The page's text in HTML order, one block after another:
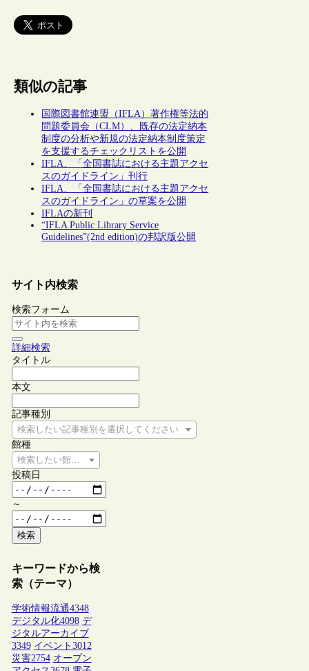
類似の記事
国際図書館連盟（IFLA）著作権等法的
問題委員会（CLM）、既存の法定納本
制度の分析や新規の法定納本制度策定
を支援するチェックリストを公開
IFLA、「全国書誌における主題アクセ
スのガイドライン」刊行
IFLA、「全国書誌における主題アクセ
スのガイドライン」の草案を公開
IFLAの新刊
“IFLA Public Library Service
Guidelines”(2nd edition)の邦訳版公開
サイト内検索
検索フォーム
詳細検索
タイトル
本文
記事種別
検索したい記事種別を選択してください
館種
検索したい館種を選択してください
投稿日
～
検索
キーワードから検
索（テーマ）
学術情報流通4348
デジタル化4098 デ
ジタルアーカイブ
3349 イベント 3012
災害2754 オープン